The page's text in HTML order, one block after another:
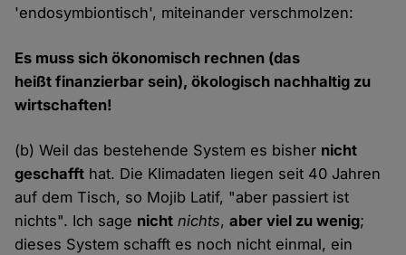
'endosymbiontisch', miteinander verschmolzen:
Es muss sich ökonomisch rechnen (das
heißt finanzierbar sein), ökologisch nachhaltig zu
wirtschaften!
(b) Weil das bestehende System es bisher nicht
geschafft hat. Die Klimadaten liegen seit 40 Jahren
auf dem Tisch, so Mojib Latif, "aber passiert ist
nichts". Ich sage nicht nichts,aber viel zu wenig;
dieses System schafft es noch nicht einmal, ein